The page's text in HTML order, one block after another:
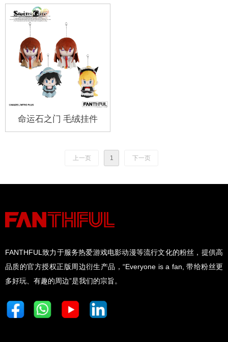
命运石之门 毛绒挂件
上一页 1 下一页
FANTHFUL致力于服务热爱游戏电影动漫等流行文化的粉丝，提供高
品质的官方授权正版周边衍生产品，“Everyone is a fan, 带给粉丝更
多好玩、有趣的周边”是我们的宗旨。